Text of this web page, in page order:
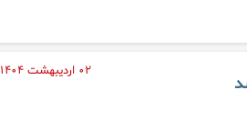
۰۲ اردیبهشت ۱۴۰۴